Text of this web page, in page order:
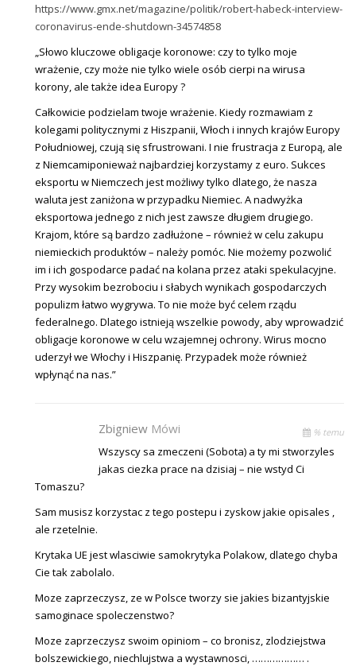
https://www.gmx.net/magazine/politik/robert-habeck-interview-
coronavirus-ende-shutdown-34574858
„Słowo kluczowe obligacje koronowe: czy to tylko moje
wrażenie, czy może nie tylko wiele osób cierpi na wirusa
korony, ale także idea Europy ?
Całkowicie podzielam twoje wrażenie. Kiedy rozmawiam z
kolegami politycznymi z Hiszpanii, Włoch i innych krajów Europy
Południowej, czują się sfrustrowani. I nie frustracja z Europą, ale
z Niemcamiponieważ najbardziej korzystamy z euro. Sukces
eksportu w Niemczech jest możliwy tylko dlatego, że nasza
waluta jest zaniżona w przypadku Niemiec. A nadwyżka
eksportowa jednego z nich jest zawsze długiem drugiego.
Krajom, które są bardzo zadłużone – również w celu zakupu
niemieckich produktów – należy pomóc. Nie możemy pozwolić
im i ich gospodarce padać na kolana przez ataki spekulacyjne.
Przy wysokim bezrobociu i słabych wynikach gospodarczych
populizm łatwo wygrywa. To nie może być celem rządu
federalnego. Dlatego istnieją wszelkie powody, aby wprowadzić
obligacje koronowe w celu wzajemnej ochrony. Wirus mocno
uderzył we Włochy i Hiszpanię. Przypadek może również
wpłynąć na nas.”
Zbigniew Mówi % temu
Wszyscy sa zmeczeni (Sobota) a ty mi stworzyles
jakas ciezka prace na dzisiaj – nie wstyd Ci
Tomaszu?
Sam musisz korzystac z tego postepu i zyskow jakie opisales ,
ale rzetelnie.
Krytaka UE jest wlasciwie samokrytyka Polakow, dlatego chyba
Cie tak zabolalo.
Moze zaprzeczysz, ze w Polsce tworzy sie jakies bizantyjskie
samoginace spoleczenstwo?
Moze zaprzeczysz swoim opiniom – co bronisz, zlodziejstwa
bolszewickiego, niechlujstwa a wystawnosci, ……………… .